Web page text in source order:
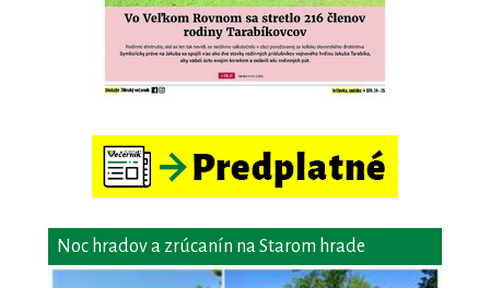
Noc hradov a zrúcanín na Starom hrade